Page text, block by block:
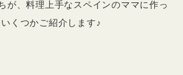
が、料理上手なスペインのママに作っ
くつかご紹介します♪